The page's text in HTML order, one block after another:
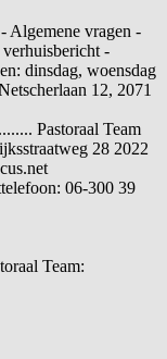
Algemene vragen -
-
dinsdag, woensdag
12, 2071
Pastoraal Team
28 2022
06-300 39
Team: